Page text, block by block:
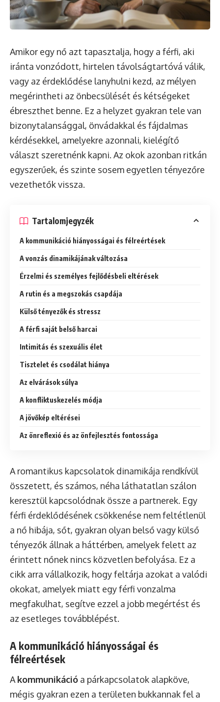
Amikor egy nő azt tapasztalja, hogy a férfi, aki
iránta vonzódott, hirtelen távolságtartóvá válik,
vagy az érdeklődése lanyhulni kezd, az mélyen
megérintheti az önbecsülését és kétségeket
ébreszthet benne. Ez a helyzet gyakran tele van
bizonytalansággal, önvádakkal és fájdalmas
kérdésekkel, amelyekre azonnali, kielégítő
választ szeretnénk kapni. Az okok azonban ritkán
egyszerűek, és szinte sosem egyetlen tényezőre
vezethetők vissza.
Tartalomjegyzék
A kommunikáció hiányosságai és félreértések
A vonzás dinamikájának változása
Érzelmi és személyes fejlődésbeli eltérések
A rutin és a megszokás csapdája
Külső tényezők és stressz
A férfi saját belső harcai
Intimitás és szexuális élet
Tisztelet és csodálat hiánya
Az elvárások súlya
A konfliktuskezelés módja
A jövőkép eltérései
Az önreflexió és az önfejlesztés fontossága
A romantikus kapcsolatok dinamikája rendkívül
összetett, és számos, néha láthatatlan szálon
keresztül kapcsolódnak össze a partnerek. Egy
férfi érdeklődésének csökkenése nem feltétlenül
a nő hibája, sőt, gyakran olyan belső vagy külső
tényezők állnak a háttérben, amelyek felett az
érintett nőnek nincs közvetlen befolyása. Ez a
cikk arra vállalkozik, hogy feltárja azokat a valódi
okokat, amelyek miatt egy férfi vonzalma
megfakulhat, segítve ezzel a jobb megértést és
az esetleges továbblépést.
A kommunikáció hiányosságai és
félreértések
A kommunikáció a párkapcsolatok alapköve,
mégis gyakran ezen a területen bukkannak fel a